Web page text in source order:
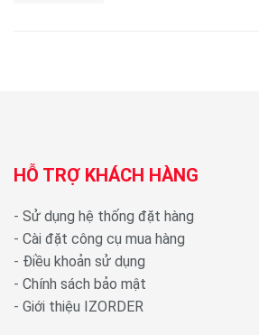
HỖ TRỢ KHÁCH HÀNG
- Sử dụng hệ thống đặt hàng
- Cài đặt công cụ mua hàng
- Điều khoản sử dụng
- Chính sách bảo mật
- Giới thiệu IZORDER